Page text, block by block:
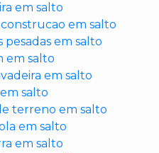
em salto
em salto
em salto
em salto
em salto
salto
terreno em salto
em salto
em salto